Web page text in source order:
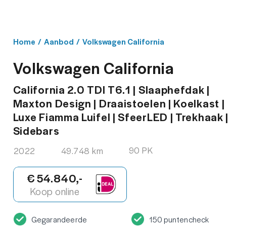
Home / Aanbod / Volkswagen California
Volkswagen California
California 2.0 TDI T6.1 | Slaaphefdak |
Maxton Design | Draaistoelen | Koelkast |
Luxe Fiamma Luifel | SfeerLED | Trekhaak |
Sidebars
2022 49.748 km 90 PK
€ 54.840,-
Koop online
Gegarandeerde 150 puntencheck